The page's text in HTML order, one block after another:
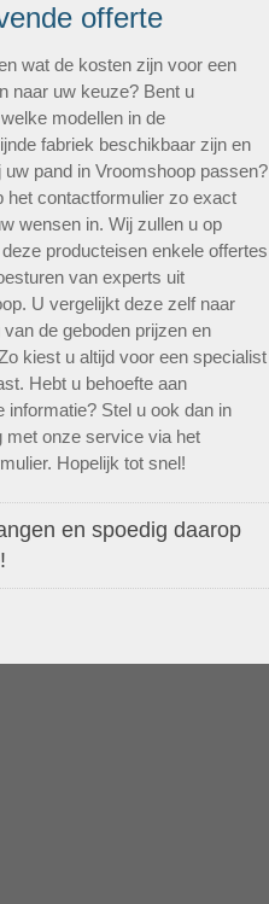
offerte
wat de kosten zijn voor een
naar uw keuze? Bent u
modellen in de
fabriek beschikbaar zijn en
uw pand in Vroomshoop passen?
het contactformulier zo exact
wensen in. Wij zullen u op
producteisen enkele offertes
van experts uit
U vergelijkt deze zelf naar
van de geboden prijzen en
kiest u altijd voor een specialist
Hebt u behoefte aan
informatie? Stel u ook dan in
met onze service via het
Hopelijk tot snel!
en spoedig daarop